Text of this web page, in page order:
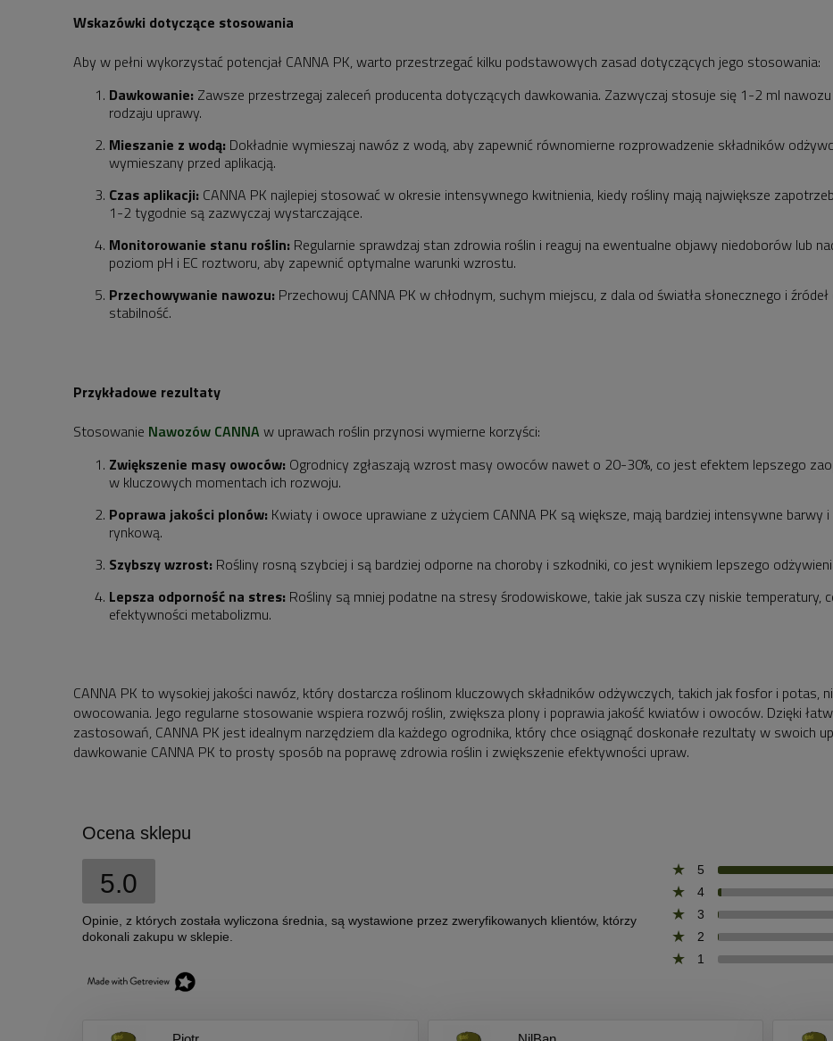
Wskazówki dotyczące stosowania
Aby w pełni wykorzystać potencjał CANNA PK, warto przestrzegać kilku podstawowych zasad dotyczących jego stosowania:
Dawkowanie: Zawsze przestrzegaj zaleceń producenta dotyczących dawkowania. Zazwyczaj stosuje się 1-2 ml
rodzaju uprawy.
Mieszanie z wodą: Dokładnie wymieszaj nawóz z wodą, aby zapewnić równomierne rozprowadzenie składników
wymieszany przed aplikacją.
Czas aplikacji: CANNA PK najlepiej stosować w okresie intensywnego kwitnienia, kiedy rośliny mają największe
1-2 tygodnie są zazwyczaj wystarczające.
Monitorowanie stanu roślin: Regularnie sprawdzaj stan zdrowia roślin i reaguj na ewentualne objawy niedoborów lub
poziom pH i EC roztworu, aby zapewnić optymalne warunki wzrostu.
Przechowywanie nawozu: Przechowuj CANNA PK w chłodnym, suchym miejscu, z dala od światła słonecznego i
stabilność.
Przykładowe rezultaty
Stosowanie Nawozów CANNA w uprawach roślin przynosi wymierne korzyści:
Zwiększenie masy owoców: Ogrodnicy zgłaszają wzrost masy owoców nawet o 20-30%, co jest efektem lepszego
w kluczowych momentach ich rozwoju.
Poprawa jakości plonów: Kwiaty i owoce uprawiane z użyciem CANNA PK są większe, mają bardziej intensywne
rynkową.
Szybszy wzrost: Rośliny rosną szybciej i są bardziej odporne na choroby i szkodniki, co jest wynikiem lepszego
Lepsza odporność na stres: Rośliny są mniej podatne na stresy środowiskowe, takie jak susza czy niskie
efektywności metabolizmu.
CANNA PK to wysokiej jakości nawóz, który dostarcza roślinom kluczowych składników odżywczych, takich jak fosfor i potas,
owocowania. Jego regularne stosowanie wspiera rozwój roślin, zwiększa plony i poprawia jakość kwiatów i owoców. Dzięki
zastosowań, CANNA PK jest idealnym narzędziem dla każdego ogrodnika, który chce osiągnąć doskonałe rezultaty w swoich
dawkowanie CANNA PK to prosty sposób na poprawę zdrowia roślin i zwiększenie efektywności upraw.
Ocena sklepu
5.0
Opinie, z których została wyliczona średnia, są wystawione przez zweryfikowanych klientów, którzy
dokonali zakupu w sklepie.
5
4
3
2
1